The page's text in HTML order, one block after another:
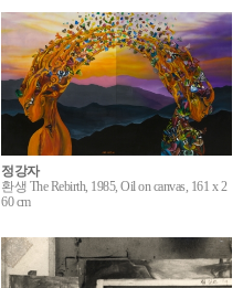
정강자
환생 The Rebirth, 1985, Oil on canvas, 161 x 2
60 cm